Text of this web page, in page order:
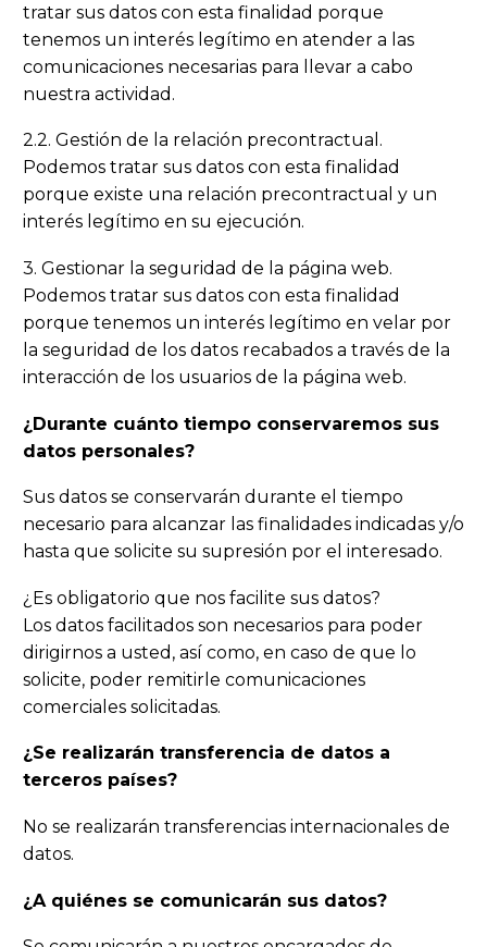
tratar sus datos con esta finalidad porque
tenemos un interés legítimo en atender a las
comunicaciones necesarias para llevar a cabo
nuestra actividad.
2.2. Gestión de la relación precontractual.
Podemos tratar sus datos con esta finalidad
porque existe una relación precontractual y un
interés legítimo en su ejecución.
3. Gestionar la seguridad de la página web.
Podemos tratar sus datos con esta finalidad
porque tenemos un interés legítimo en velar por
la seguridad de los datos recabados a través de la
interacción de los usuarios de la página web.
¿Durante cuánto tiempo conservaremos sus
datos personales?
Sus datos se conservarán durante el tiempo
necesario para alcanzar las finalidades indicadas y/o
hasta que solicite su supresión por el interesado.
¿Es obligatorio que nos facilite sus datos?
Los datos facilitados son necesarios para poder
dirigirnos a usted, así como, en caso de que lo
solicite, poder remitirle comunicaciones
comerciales solicitadas.
¿Se realizarán transferencia de datos a
terceros países?
No se realizarán transferencias internacionales de
datos.
¿A quiénes se comunicarán sus datos?